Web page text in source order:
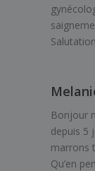
Bonjour
depuis 5
marrons
Qu’en